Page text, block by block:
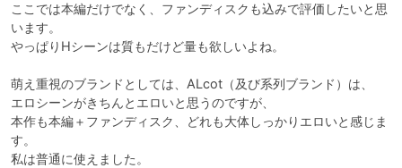
ここでは本編だけでなく、ファンディスクも込みで評価したいと思
います。
やっぱりHシーンは質もだけど量も欲しいよね。
萌え重視のブランドとしては、ALcot（及び系列ブランド）は、
エロシーンがきちんとエロいと思うのですが、
本作も本編＋ファンディスク、どれも大体しっかりエロいと感じま
す。
私は普通に使えました。